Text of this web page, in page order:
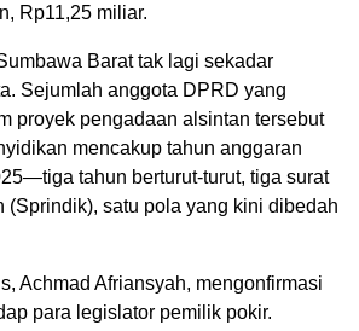
Rp11,25 miliar.
Barat tak lagi sekadar
Sejumlah anggota DPRD yang
proyek pengadaan alsintan tersebut
mencakup tahun anggaran
tahun berturut-turut, tiga surat
(Sprindik), satu pola yang kini dibedah
Achmad Afriansyah, mengonfirmasi
para legislator pemilik pokir.